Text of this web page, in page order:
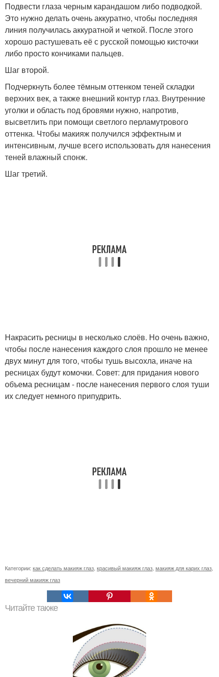
Подвести глаза черным карандашом либо подводкой.
Это нужно делать очень аккуратно, чтобы последняя
линия получилась аккуратной и четкой. После этого
хорошо растушевать её с русской помощью кисточки
либо просто кончиками пальцев.
Шаг второй.
Подчеркнуть более тёмным оттенком теней складки
верхних век, а также внешний контур глаз. Внутренние
уголки и область под бровями нужно, напротив,
высветлить при помощи светлого перламутрового
оттенка. Чтобы макияж получился эффектным и
интенсивным, лучше всего использовать для нанесения
теней влажный спонж.
Шаг третий.
Накрасить ресницы в несколько слоёв. Но очень важно,
чтобы после нанесения каждого слоя прошло не менее
двух минут для того, чтобы тушь высохла, иначе на
ресницах будут комочки. Совет: для придания нового
объема ресницам - после нанесения первого слоя туши
их следует немного припудрить.
Категории: как сделать макияж глаз, красивый макияж глаз, макияж для карих глаз,
вечерний макияж глаз
Читайте также